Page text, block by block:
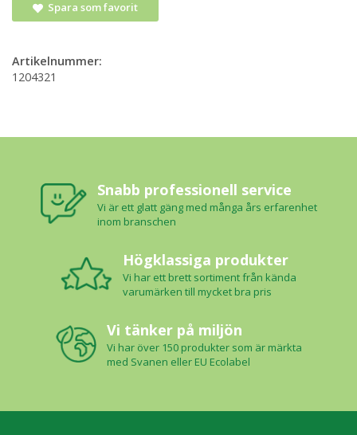
Spara som favorit
Artikelnummer:
1204321
Snabb professionell service
Vi är ett glatt gäng med många års erfarenhet
inom branschen
Högklassiga produkter
Vi har ett brett sortiment från kända
varumärken till mycket bra pris
Vi tänker på miljön
Vi har över 150 produkter som är märkta
med Svanen eller EU Ecolabel